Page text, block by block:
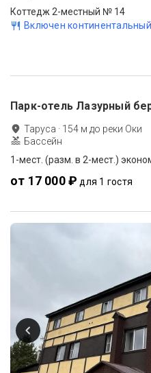
Коттедж 2-местный № 14
Включен
Парк-отель Лазурный
Таруса · 154 м до реки Оки
Бассейн
1-мест. (разм. в 2-мест.)
от 17 000 ₽ для 1 гостя